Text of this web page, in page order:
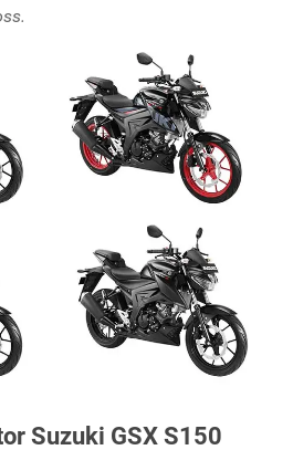
Suzuki GSX S150